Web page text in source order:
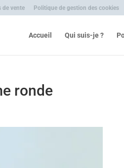
de vente Politique de gestion des cookies
Accueil Qui suis-je ?
ronde